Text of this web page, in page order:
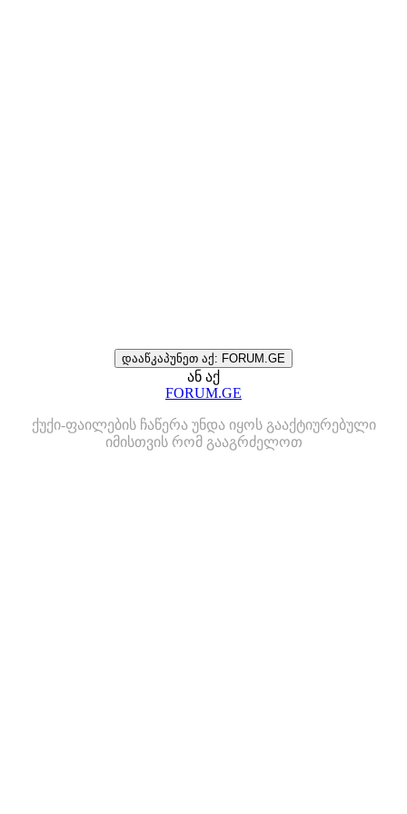
დააწკაპუნეთ აქ: FORUM.GE
ან აქ
FORUM.GE
ქუქი-ფაილების ჩაწერა უნდა იყოს გააქტიურებული
იმისთვის რომ გააგრძელოთ